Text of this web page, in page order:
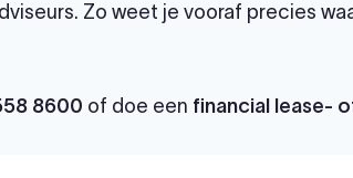
Zo weet je vooraf precies
8600 of doe een financial lease-